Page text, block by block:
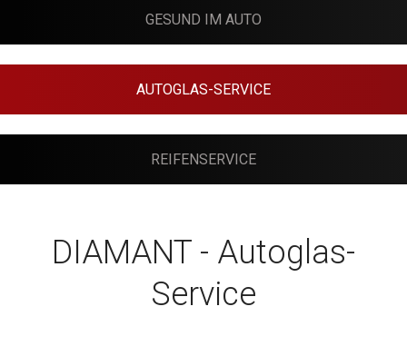
GESUND IM AUTO
AUTOGLAS-SERVICE
REIFENSERVICE
DIAMANT - Autoglas-
Service